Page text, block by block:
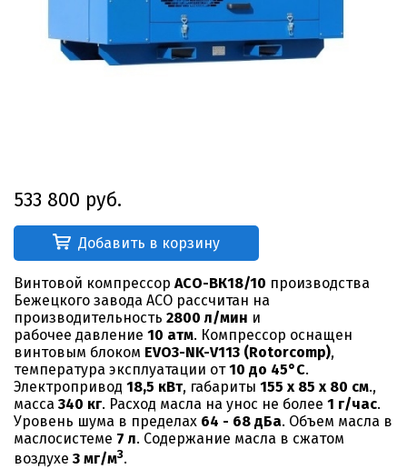
533 800 руб.
Добавить в корзину
Винтовой компрессор АСО-ВК18/10 производства
Бежецкого завода АСО рассчитан на
производительность 2800 л/мин и
рабочее давление 10 атм. Компрессор оснащен
винтовым блоком EVO3-NK-V113 (Rotorcomp),
температура эксплуатации от10 до 45°С.
Электропривод 18,5 кВт, габариты 155 х 85 х 80 см.,
масса 340 кг. Расход масла на унос не более 1 г/час.
Уровень шума в пределах 64 - 68 дБа. Объем масла в
маслосистеме 7 л. Содержание масла в сжатом
воздухе 3 мг/м3.